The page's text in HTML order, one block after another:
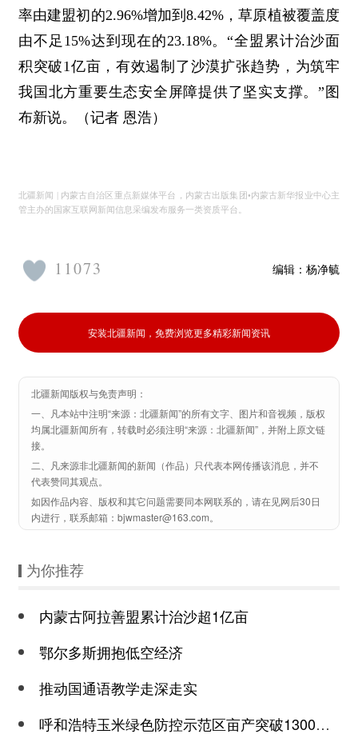
率由建盟初的2.96%增加到8.42%，草原植被覆盖度
由不足15%达到现在的23.18%。“全盟累计治沙面
积突破1亿亩，有效遏制了沙漠扩张趋势，为筑牢
我国北方重要生态安全屏障提供了坚实支撑。”图
布新说。（记者 恩浩）
北疆新闻 | 内蒙古自治区重点新媒体平台，内蒙古出版集团•内蒙古新华报业中心主
管主办的国家互联网新闻信息采编发布服务一类资质平台。
编辑： 杨净毓
11073
安装北疆新闻，免费浏览更多精彩新闻资讯
北疆新闻版权与免责声明：
一、凡本站中注明“来源：北疆新闻”的所有文字、图片和音视频，版权
均属北疆新闻所有，转载时必须注明“来源：北疆新闻”，并附上原文链
接。
二、凡来源非北疆新闻的新闻（作品）只代表本网传播该消息，并不
代表赞同其观点。
如因作品内容、版权和其它问题需要同本网联系的，请在见网后30日
内进行，联系邮箱：bjwmaster@163.com。
为你推荐
内蒙古阿拉善盟累计治沙超1亿亩
鄂尔多斯拥抱低空经济
推动国通语教学走深走实
呼和浩特玉米绿色防控示范区亩产突破1300公斤